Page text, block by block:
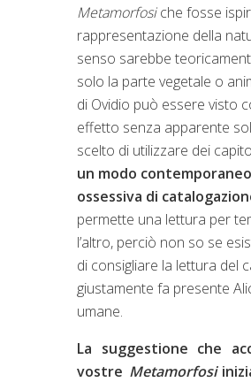
Metamorfosiche fosse
rappresentazione della
senso sarebbe
solo la parte vegetale o
di Ovidio può essere visto
effetto senza apparente
scelto di utilizzare dei
un modo
ossessiva di
permette una lettura per
l’altro, perciò non so se
di consigliare la lettura del
giustamente fa presente
umane.
La suggestione che
vostre Metamorfosi